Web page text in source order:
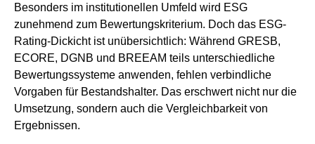
Besonders im institutionellen Umfeld wird ESG
zunehmend zum Bewertungskriterium. Doch das ESG-
Rating-Dickicht ist unübersichtlich: Während GRESB,
ECORE, DGNB und BREEAM teils unterschiedliche
Bewertungssysteme anwenden, fehlen verbindliche
Vorgaben für Bestandshalter. Das erschwert nicht nur die
Umsetzung, sondern auch die Vergleichbarkeit von
Ergebnissen.